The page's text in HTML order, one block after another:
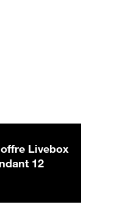
Livebox
€ par mois
12